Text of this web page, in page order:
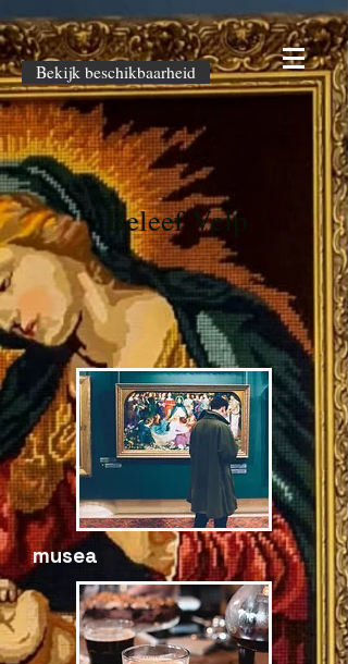
Bekijk beschikbaarheid
Beleef Velp
musea